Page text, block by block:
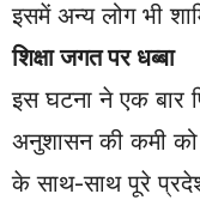
इसमें अन्य लोग भी
शिक्षा जगत पर धब्बा
इस घटना ने एक बार
अनुशासन की कमी को
के साथ-साथ पूरे